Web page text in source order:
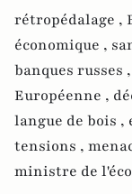
rétropédalage ,
économique ,
banques russes ,
Européenne ,
langue de bois ,
tensions ,
ministre de